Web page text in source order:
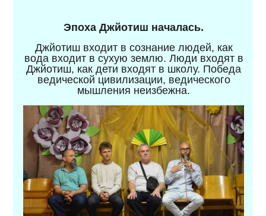
Эпоха Джйотиш началась.
Джйотиш входит в сознание людей, как
вода входит в сухую землю. Люди входят в
Джйотиш, как дети входят в школу. Победа
ведической цивилизации, ведического
мышления неизбежна.